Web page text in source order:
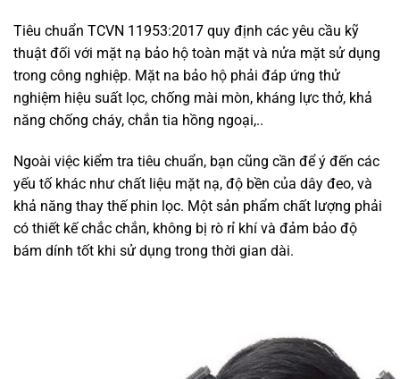
Tiêu chuẩn TCVN 11953:2017 quy định các yêu cầu kỹ
thuật đối với mặt nạ bảo hộ toàn mặt và nửa mặt sử dụng
trong công nghiệp. Mặt na bảo hộ phải đáp ứng thử
nghiệm hiệu suất lọc, chống mài mòn, kháng lực thở, khả
năng chống cháy, chắn tia hồng ngoại,..
Ngoài việc kiểm tra tiêu chuẩn, bạn cũng cần để ý đến các
yếu tố khác như chất liệu mặt nạ, độ bền của dây đeo, và
khả năng thay thế phin lọc. Một sản phẩm chất lượng phải
có thiết kế chắc chắn, không bị rò rỉ khí và đảm bảo độ
bám dính tốt khi sử dụng trong thời gian dài.